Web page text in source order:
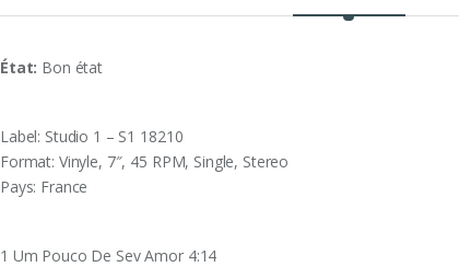
État: Bon état
Label: Studio 1 – S1 18210
Format: Vinyle, 7″, 45 RPM, Single, Stereo
Pays: France
1 Um Pouco De Sev Amor 4:14